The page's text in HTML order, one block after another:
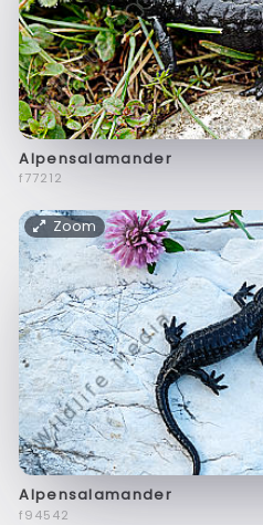
Alpensalamander
f77212
Zoom
Alpensalamander
f94542